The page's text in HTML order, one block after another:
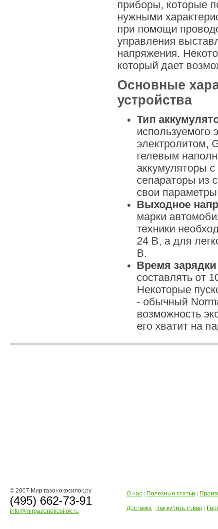
приборы, которые
нужными
при помощи
управления
напряжения.
который дает
Основные
устройства
Тип
используемого
электролитом,
гелевым
аккумуляторы
сепараторы из
свои
Выходное
марки
техники
24 В, а для
В.
Время зарядки
составлять от
Некоторые
- обычный
возможность
его хватит на
© 2007 Мир газонокосилок.ру
(495) 662-73-91
info@mirgazonokosilok.ru
О нас Полезные статьи
Доставка Как купить товар